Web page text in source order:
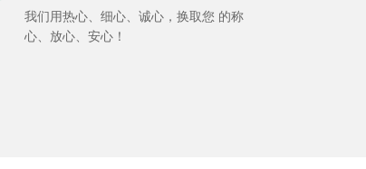
我们用热心、细心、诚心，换取您 的称
心、放心、安心！